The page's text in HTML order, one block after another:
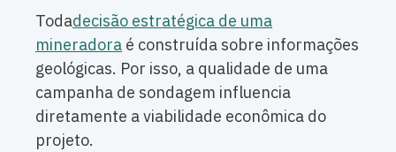
Todadecisão estratégica de uma
mineradora é construída sobre informações
geológicas. Por isso, a qualidade de uma
campanha de sondagem influencia
diretamente a viabilidade econômica do
projeto.